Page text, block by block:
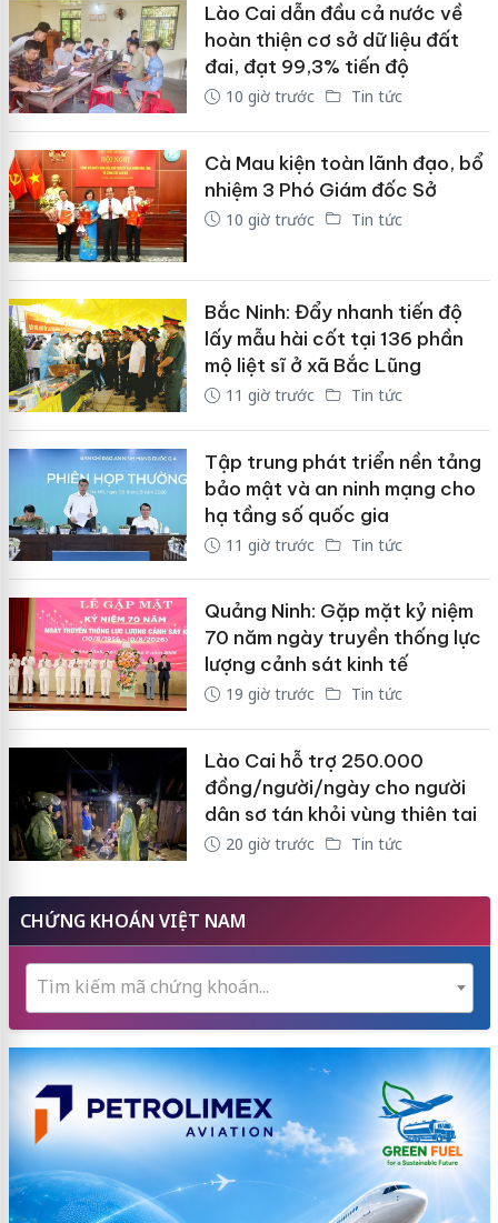
Lào Cai dẫn đầu cả nước về
hoàn thiện cơ sở dữ liệu đất
đai, đạt 99,3% tiến độ
10 giờ trước Tin tức
Cà Mau kiện toàn lãnh đạo, bổ
nhiệm 3 Phó Giám đốc Sở
10 giờ trước Tin tức
Bắc Ninh: Đẩy nhanh tiến độ
lấy mẫu hài cốt tại 136 phần
mộ liệt sĩ ở xã Bắc Lũng
11 giờ trước Tin tức
Tập trung phát triển nền tảng
bảo mật và an ninh mạng cho
hạ tầng số quốc gia
11 giờ trước Tin tức
Quảng Ninh: Gặp mặt kỷ niệm
70 năm ngày truyền thống lực
lượng cảnh sát kinh tế
19 giờ trước Tin tức
Lào Cai hỗ trợ 250.000
đồng/người/ngày cho người
dân sơ tán khỏi vùng thiên tai
20 giờ trước Tin tức
CHỨNG KHOÁN VIỆT NAM
Tìm kiếm mã chứng khoán...